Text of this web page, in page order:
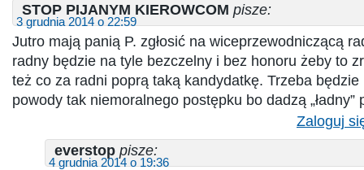
STOP PIJANYM KIEROWCOM pisze:
3 grudnia 2014 o 22:59
Jutro mają panią P. zgłosić na wiceprzewodniczącą
radny będzie na tyle bezczelny i bez honoru żeby to
też co za radni poprą taką kandydatkę. Trzeba
powody tak niemoralnego postępku bo dadzą „ładny”
Zaloguj
everstop pisze:
4 grudnia 2014 o 19:36